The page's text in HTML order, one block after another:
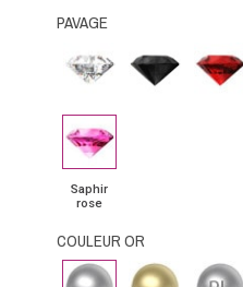
carat)
PAVAGE
Diamant
Diamant
noir
Rubis
Saphir
rose
Saphir
rose
COULEUR OR
Or
Or
Platine